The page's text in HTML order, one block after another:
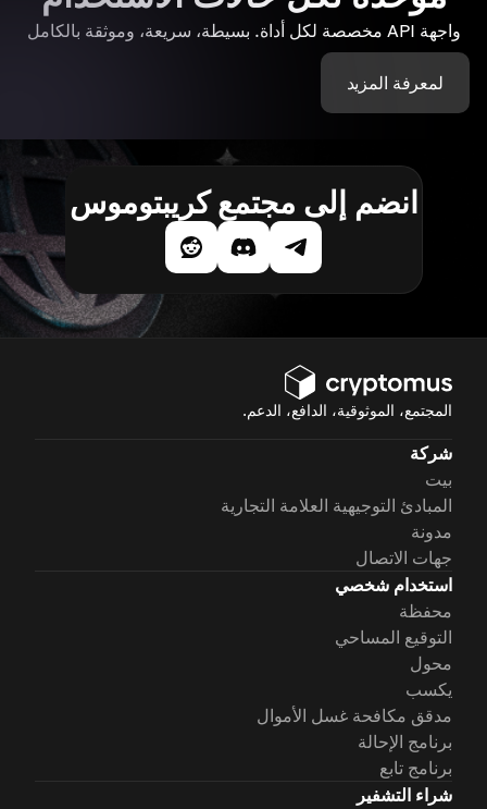
واجهة API مخصصة لكل أداة. بسيطة، سريعة، وموثقة بالكامل
لمعرفة المزيد
انضم إلى مجتمع كريبتوموس
المجتمع، الموثوقية، الدافع، الدعم.
شركة
بيت
المبادئ التوجيهية العلامة التجارية
مدونة
جهات الاتصال
استخدام شخصي
محفظة
التوقيع المساحي
محول
يكسب
مدقق مكافحة غسل الأموال
برنامج الإحالة
برنامج تابع
شراء التشفير